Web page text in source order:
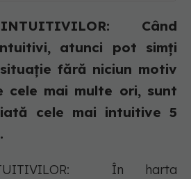
Când
atunci pot simți
fără niciun motiv
cele mai multe ori, sunt
cele mai intuitive 5
În harta